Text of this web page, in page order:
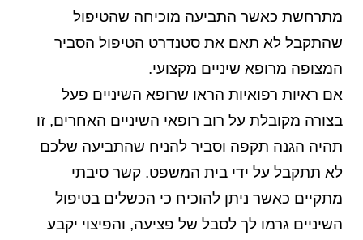
מתרחשת כאשר התביעה מוכיחה שהטיפול
שהתקבל לא תאם את סטנדרט הטיפול הסביר
המצופה מרופא שיניים מקצועי.
אם ראיות רפואיות הראו שרופא השיניים פעל
בצורה מקובלת על רוב רופאי השיניים האחרים, זו
תהיה הגנה תקפה וסביר להניח שהתביעה שלכם
לא תתקבל על ידי בית המשפט. קשר סיבתי
מתקיים כאשר ניתן להוכיח כי הכשלים בטיפול
השיניים גרמו לך לסבל של פציעה, והפיצוי יקבע